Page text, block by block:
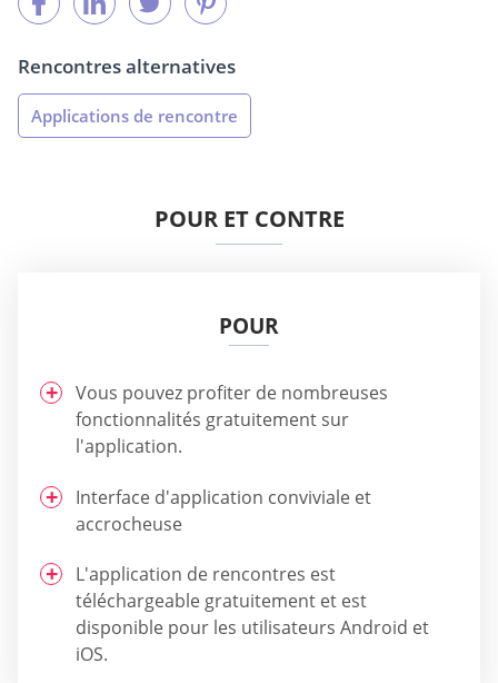
Rencontres alternatives
Applications de rencontre
POUR ET CONTRE
POUR
Vous pouvez profiter de nombreuses
fonctionnalités gratuitement sur
l'application.
Interface d'application conviviale et
accrocheuse
L'application de rencontres est
téléchargeable gratuitement et est
disponible pour les utilisateurs Android et
iOS.